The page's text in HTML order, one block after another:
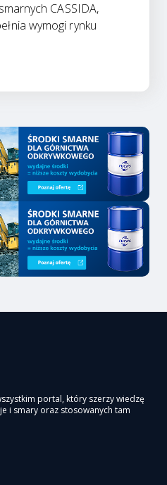
CASSIDA,
wymogi rynku
portal, który szerzy wiedzę
i smary oraz stosowanych tam